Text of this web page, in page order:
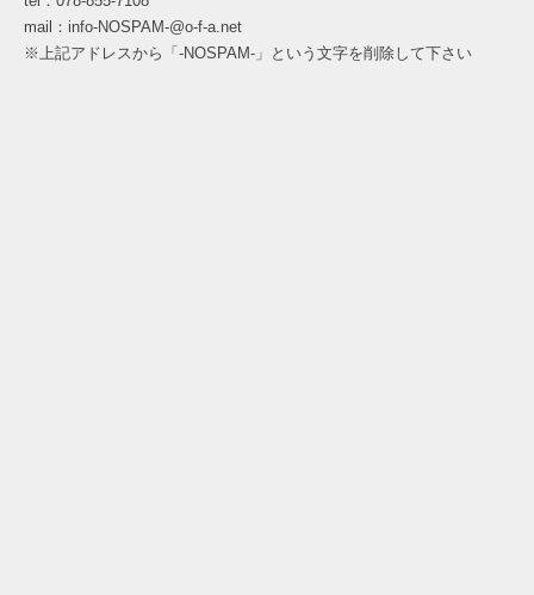
mail：info-NOSPAM-@o-f-a.net
※上記アドレスから「-NOSPAM-」という文字を削除して下さい